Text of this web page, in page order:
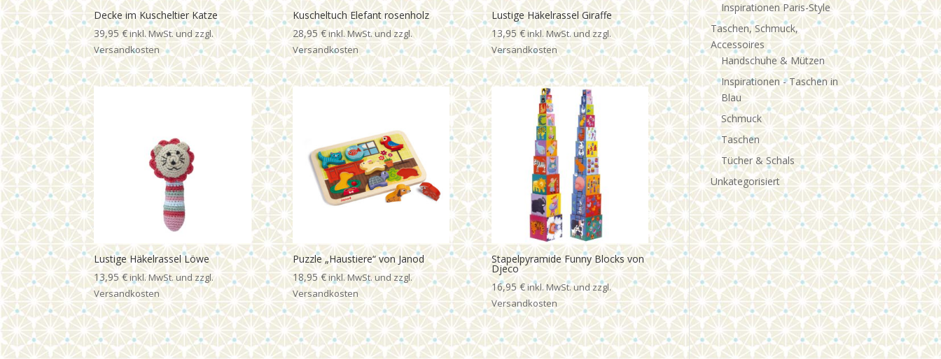
Decke im Kuscheltier Katze
39,95€
Kuscheltuch Elefant rosenholz
28,95 €
Lustige Häkelrassel Giraffe
13,95 €
Lustige Häkelrassel Löwe
13,95€
Puzzle „Haustiere“ von Janod
18,95€
Stapelpyramide Funny Blocks von
Djeco
16,95€
Inspirationen Paris-Style
Taschen, Schmuck,
Accessoires
Handschuhe & Mützen
Inspirationen - Taschen in
Blau
Schmuck
Taschen
Tücher & Schals
Unkategorisiert